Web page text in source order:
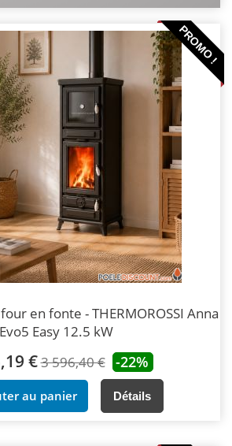
PROMO !
en fonte - THERMOROSSI Anna
Evo5 Easy 12.5 kW
€3 596,40 € -22%
au panier Détails